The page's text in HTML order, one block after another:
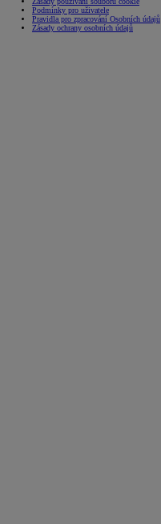
Podmínky pro uživatele
Pravidla pro zpracování Osobních údajů
Zásady ochrany osobních údajů